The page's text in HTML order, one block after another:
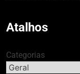
Atalhos
Categorias